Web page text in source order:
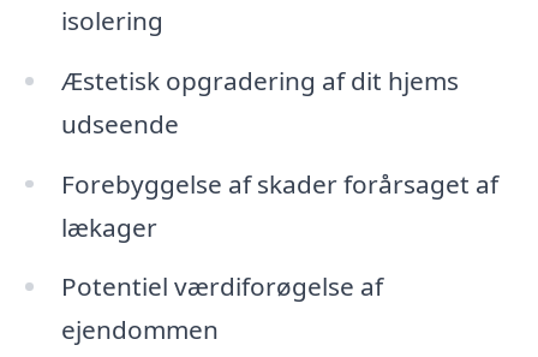
isolering
Æstetisk opgradering af dit hjems
udseende
Forebyggelse af skader forårsaget af
lækager
Potentiel værdiforøgelse af
ejendommen